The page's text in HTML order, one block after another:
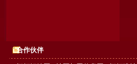
合作伙伴